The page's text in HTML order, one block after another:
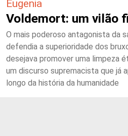
Eugenia
Voldemort: um vilão
O mais poderoso antagonista da
defendia a superioridade dos
desejava promover uma limpeza
um discurso supremacista que já
longo da história da humanidade